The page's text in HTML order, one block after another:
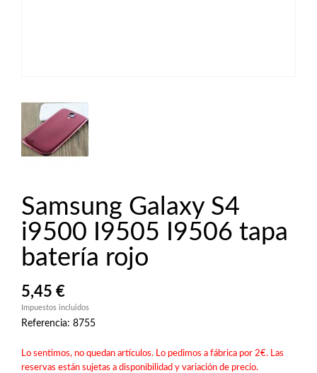
Samsung Galaxy S4
i9500 I9505 I9506 tapa
batería rojo
5,45 €
Impuestos incluidos
Referencia: 8755
Lo sentimos, no quedan artículos. Lo pedimos a fábrica por 2€. Las
reservas están sujetas a disponibilidad y variación de precio.